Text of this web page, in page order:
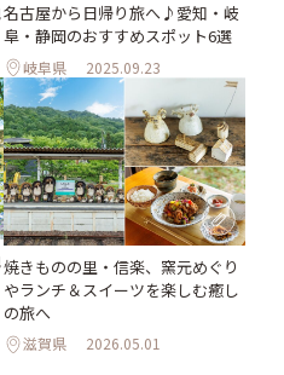
名古屋から日帰り旅へ♪愛知・岐
阜・静岡のおすすめスポット6選
岐阜県 2025.09.23
焼きものの里・信楽、窯元めぐり
やランチ＆スイーツを楽しむ癒し
の旅へ
滋賀県 2026.05.01